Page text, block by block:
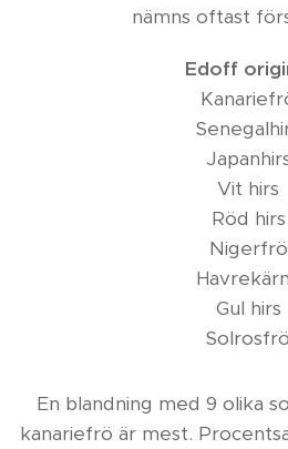
nämns oftast
Edoff
Vit hirs
Röd hirs
Nigerfrö
Gul hirs
Solrosfrö
En blandning med 9 olika
kanariefrö är mest.